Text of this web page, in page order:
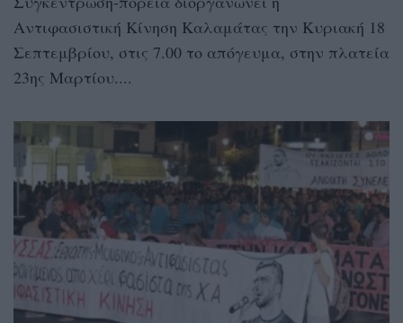
Αντιφασιστική Κίνηση Καλαμάτας την Κυριακή 18
Σεπτεμβρίου, στις 7.00 το απόγευμα, στην πλατεία
23ης Μαρτίου....